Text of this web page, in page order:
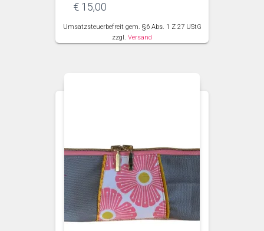
€ 15,00
Umsatzsteuerbefreit gem. §6 Abs. 1 Z 27 UStG
zzgl. Versand